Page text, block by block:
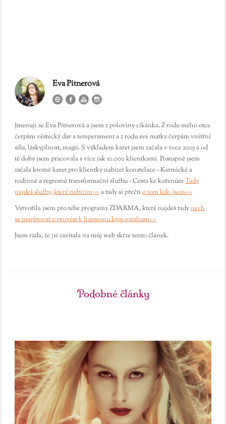
Eva Pitnerová
Jmenuji se Eva Pitnerová a jsem z poloviny cikánka. Z rodu mého otce
čerpám věštecký dar a temperament a z rodu své matky čerpám vnitřní
sílu, láskyplnost, magii. S výkladem karet jsem začala v roce 2005 a od
té doby jsem pracovala s více jak 10.000 klientkami. Postupně jsem
začala kromě karet pro klientky nabízet konstelace - Karmické a
rodinné a regresně transformační službu - Cesta ke kořenůmTady
najdeš služby, které nabízím>>a tady si přečtio tom kdo jsem>>
Vytvořila jsem pro tebe programy ZDARMA, které najdeš tadynech
se inspirovat a provést k harmonickým vztahum>>
Jsem ráda, že jsi zavítala na můj web skrze tento článek.
Podobné články